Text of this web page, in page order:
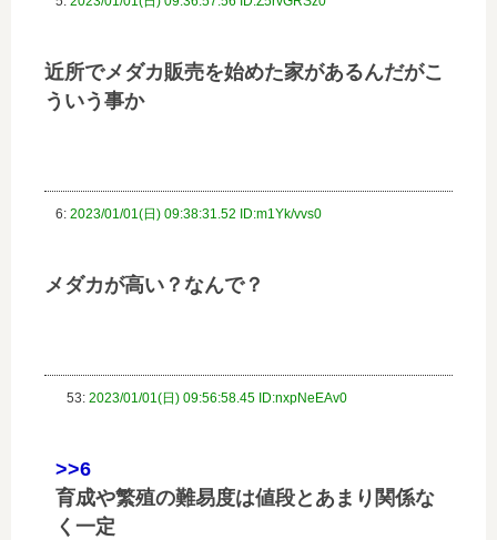
近所でメダカ販売を始めた家があるんだがこ
ういう事か
6: 2023/01/01(日) 09:38:31.52 ID:m1Yk/vvs0
メダカが高い？なんで？
53: 2023/01/01(日) 09:56:58.45 ID:nxpNeEAv0
>>6
育成や繁殖の難易度は値段とあまり関係な
く一定